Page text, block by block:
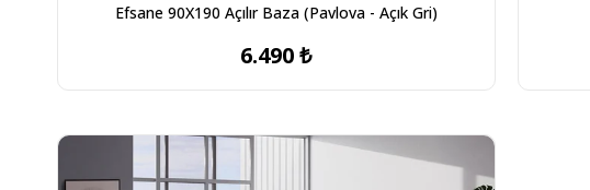
Efsane 90X190 Açılır Baza (Pavlova - Açık Gri)
6.490 ₺